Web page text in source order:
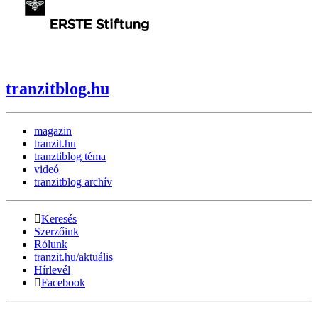
tranzitblog.hu
magazin
tranzit.hu
tranztiblog téma
videó
tranzitblog archív
Keresés
Szerzőink
Rólunk
tranzit.hu/aktuális
Hírlevél
Facebook